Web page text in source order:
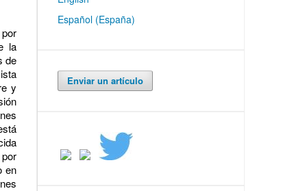
la
de
y
en
Español (España)
Enviar un artículo